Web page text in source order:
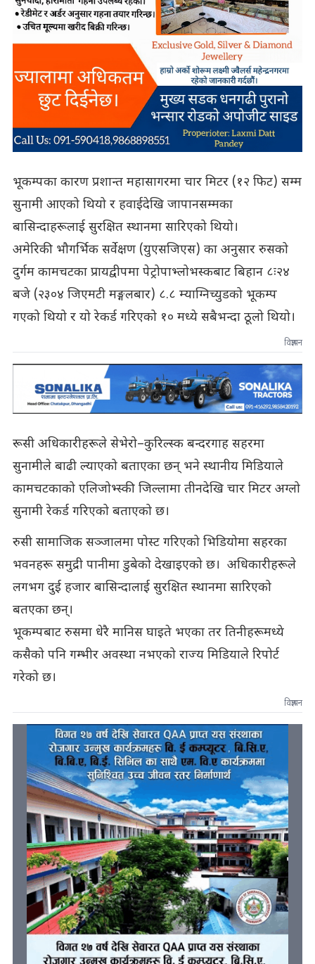
भूकम्पका कारण प्रशान्त महासागरमा चार मिटर (१२ फिट) सम्म
सुनामी आएको थियो र हवाईदेखि जापानसम्मका
बासिन्दाहरूलाई सुरक्षित स्थानमा सारिएको थियो।
अमेरिकी भौगर्भिक सर्वेक्षण (युएसजिएस) का अनुसार रुसको
दुर्गम कामचटका प्रायद्वीपमा पेट्रोपाभ्लोभस्कबाट बिहान ८ः२४
बजे (२३०४ जिएमटी मङ्गलबार) ८.८ म्याग्निच्युडको भूकम्प
गएको थियो र यो रेकर्ड गरिएको १० मध्ये सबैभन्दा ठूलो थियो।
विज्ञापन
रूसी अधिकारीहरूले सेभेरो–कुरिल्स्क बन्दरगाह सहरमा
सुनामीले बाढी ल्याएको बताएका छन् भने स्थानीय मिडियाले
कामचटकाको एलिजोभ्स्की जिल्लामा तीनदेखि चार मिटर अग्लो
सुनामी रेकर्ड गरिएको बताएको छ।
रुसी सामाजिक सञ्जालमा पोस्ट गरिएको भिडियोमा सहरका
भवनहरू समुद्री पानीमा डुबेको देखाइएको छ। अधिकारीहरूले
लगभग दुई हजार बासिन्दालाई सुरक्षित स्थानमा सारिएको
बतएका छन्।
भूकम्पबाट रुसमा धेरै मानिस घाइते भएका तर तिनीहरूमध्ये
कसैको पनि गम्भीर अवस्था नभएको राज्य मिडियाले रिपोर्ट
गरेको छ।
विज्ञापन